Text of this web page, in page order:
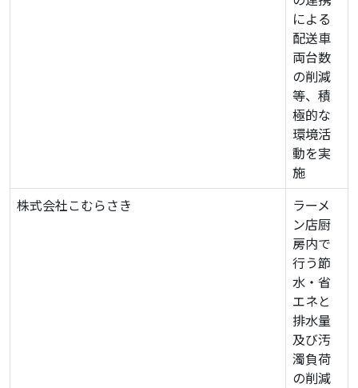
による
配送車
両台数
の削減
等、積
極的な
環境活
動を実
施
株式会社こむらさき
ラーメ
ン店厨
房内で
行う節
水・省
エネと
排水量
及び汚
濁負荷
の削減